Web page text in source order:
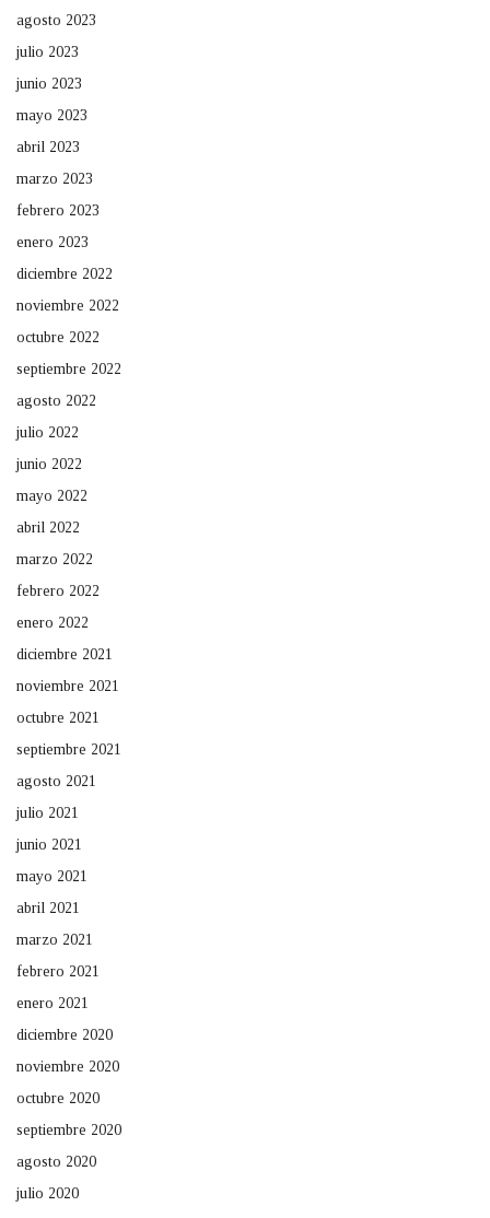
agosto 2023
julio 2023
junio 2023
mayo 2023
abril 2023
marzo 2023
febrero 2023
enero 2023
diciembre 2022
noviembre 2022
octubre 2022
septiembre 2022
agosto 2022
julio 2022
junio 2022
mayo 2022
abril 2022
marzo 2022
febrero 2022
enero 2022
diciembre 2021
noviembre 2021
octubre 2021
septiembre 2021
agosto 2021
julio 2021
junio 2021
mayo 2021
abril 2021
marzo 2021
febrero 2021
enero 2021
diciembre 2020
noviembre 2020
octubre 2020
septiembre 2020
agosto 2020
julio 2020